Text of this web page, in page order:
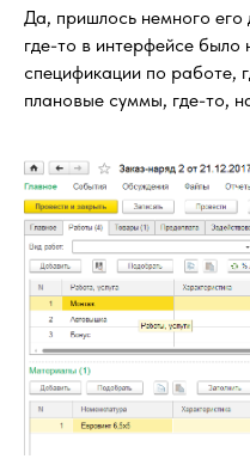
Да, пришлось немного
где-то в интерфейсе
спецификации по работе,
плановые суммы, где-то,